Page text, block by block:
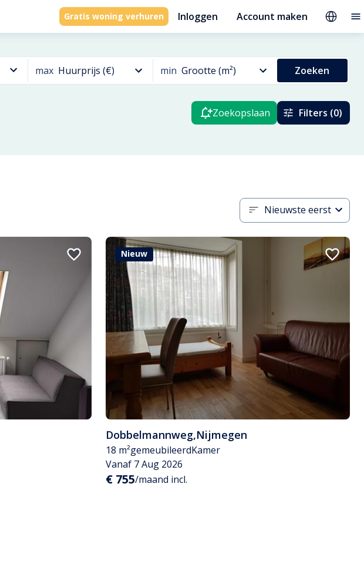
Gratis woning verhuren Inloggen Account maken
max Huurprijs (€) min Grootte (m²) Zoeken
Zoekopslaan Filters (0)
Nieuwste eerst
Nieuw
Dobbelmannweg,Nijmegen
18 m²gemeubileerdKamer
Vanaf 7 Aug 2026
€ 755/maand incl.